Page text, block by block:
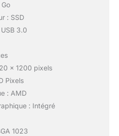
: SSD
3.0
x 1200 pixels
Pixels
: AMD
: Intégré
1023